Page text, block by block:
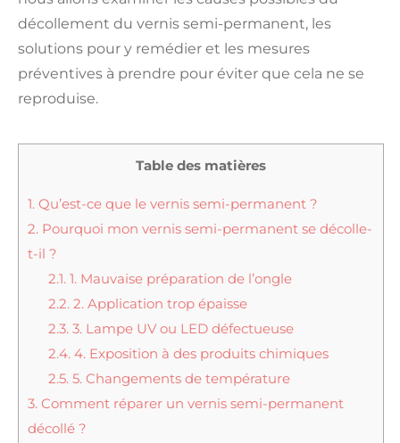
décollement du vernis semi-permanent, les
solutions pour y remédier et les mesures
préventives à prendre pour éviter que cela ne se
reproduise.
Table des matières
1. Qu’est-ce que le vernis semi-permanent ?
2. Pourquoi mon vernis semi-permanent se décolle-
t-il ?
2.1. 1. Mauvaise préparation de l’ongle
2.2. 2. Application trop épaisse
2.3. 3. Lampe UV ou LED défectueuse
2.4. 4. Exposition à des produits chimiques
2.5. 5. Changements de température
3. Comment réparer un vernis semi-permanent
décollé ?